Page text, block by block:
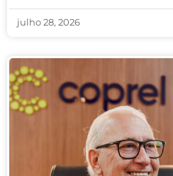
julho 28, 2026